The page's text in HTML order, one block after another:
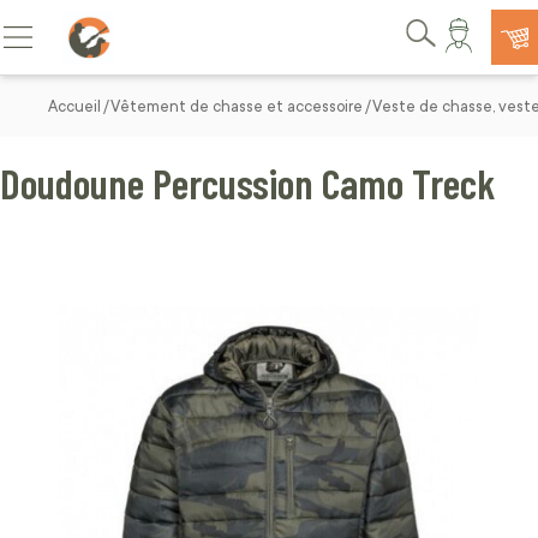
Allez au contenu
Basculer la navigation
Rechercher
Accueil Vêtement de chasse et accessoire Veste de chasse,
Doudoune Percussion Camo Treck